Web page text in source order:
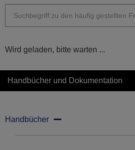
Wird geladen, bitte warten ...
Handbücher und Dokumentation
Handbücher